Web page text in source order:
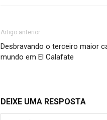
Artigo anterior
Desbravando o terceiro maior
mundo em El Calafate
DEIXE UMA RESPOSTA